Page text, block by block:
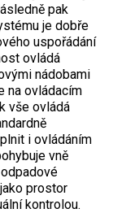
pak
je dobře
uspořádání
ovládá
nádobami
na ovládacím
vše ovládá
i ovládáním
vně
prostor
kontrolou.